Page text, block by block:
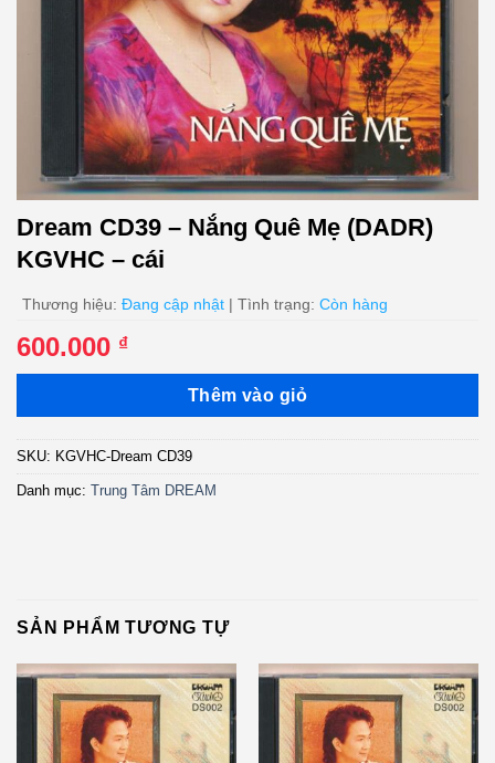
Dream CD39 – Nắng Quê Mẹ (DADR)
KGVHC – cái
Thương hiệu: Đang cập nhật | Tình trạng: Còn hàng
600.000 ₫
Thêm vào giỏ
SKU: KGVHC-Dream CD39
Danh mục: Trung Tâm DREAM
SẢN PHẨM TƯƠNG TỰ